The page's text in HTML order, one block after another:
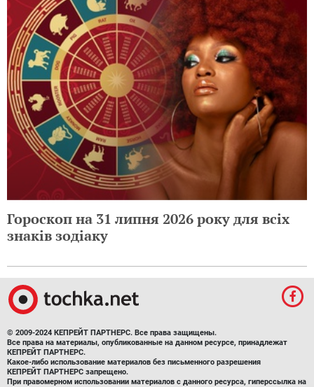
Гороскоп на 31 липня 2026 року для всіх
знаків зодіаку
© 2009-2024 КЕПРЕЙТ ПАРТНЕРС. Все права защищены.
Все права на материалы, опубликованные на данном ресурсе, принадлежат
КЕПРЕЙТ ПАРТНЕРС.
Какое-либо использование материалов без письменного разрешения
КЕПРЕЙТ ПАРТНЕРС запрещено.
При правомерном использовании материалов с данного ресурса, гиперссылка на